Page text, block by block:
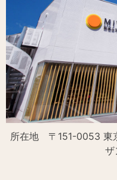
所在地 〒151-0053 東
ザ